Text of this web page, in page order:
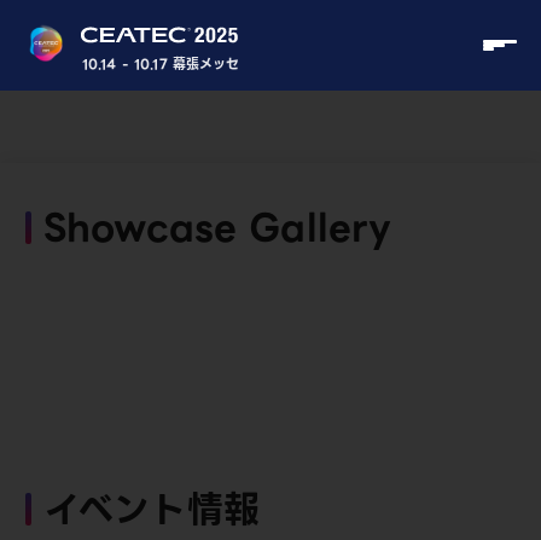
10.14 - 10.17 幕張メッセ
Showcase Gallery
イベント情報